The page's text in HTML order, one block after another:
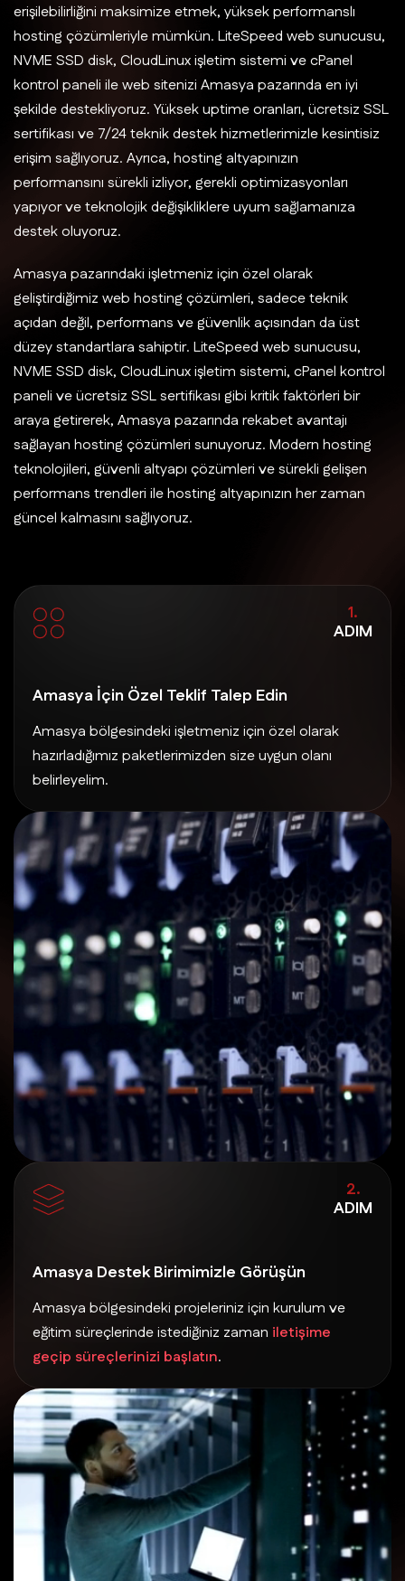
erişilebilirliğini maksimize etmek, yüksek performanslı
hosting çözümleriyle mümkün. LiteSpeed web sunucusu,
NVME SSD disk, CloudLinux işletim sistemi ve cPanel
kontrol paneli ile web sitenizi Amasya pazarında en iyi
şekilde destekliyoruz. Yüksek uptime oranları, ücretsiz SSL
sertifikası ve 7/24 teknik destek hizmetlerimizle kesintisiz
erişim sağlıyoruz. Ayrıca, hosting altyapınızın
performansını sürekli izliyor, gerekli optimizasyonları
yapıyor ve teknolojik değişikliklere uyum sağlamanıza
destek oluyoruz.
Amasya pazarındaki işletmeniz için özel olarak
geliştirdiğimiz web hosting çözümleri, sadece teknik
açıdan değil, performans ve güvenlik açısından da üst
düzey standartlara sahiptir. LiteSpeed web sunucusu,
NVME SSD disk, CloudLinux işletim sistemi, cPanel kontrol
paneli ve ücretsiz SSL sertifikası gibi kritik faktörleri bir
araya getirerek, Amasya pazarında rekabet avantajı
sağlayan hosting çözümleri sunuyoruz. Modern hosting
teknolojileri, güvenli altyapı çözümleri ve sürekli gelişen
performans trendleri ile hosting altyapınızın her zaman
güncel kalmasını sağlıyoruz.
1.
ADIM
Amasya İçin Özel Teklif Talep Edin
Amasya bölgesindeki işletmeniz için özel olarak
hazırladığımız paketlerimizden size uygun olanı
belirleyelim.
2.
ADIM
Amasya Destek Birimimizle Görüşün
Amasya bölgesindeki projeleriniz için kurulum ve
eğitim süreçlerinde istediğiniz zaman iletişime
geçip süreçlerinizi başlatın.